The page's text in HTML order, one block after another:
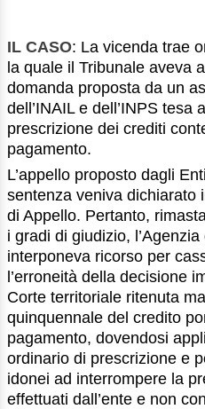
IL CASO: La vicenda trae
la quale il Tribunale aveva
domanda proposta da un
dell’INAIL e dell’INPS tesa
prescrizione dei crediti
pagamento.
L’appello proposto dagli
sentenza veniva dichiarato
di Appello. Pertanto,
i gradi di giudizio,
interponeva ricorso per
l’erroneità della decisione
Corte territoriale ritenuta
quinquennale del credito
pagamento, dovendosi
ordinario di prescrizione e
idonei ad interrompere la
effettuati dall’ente e non